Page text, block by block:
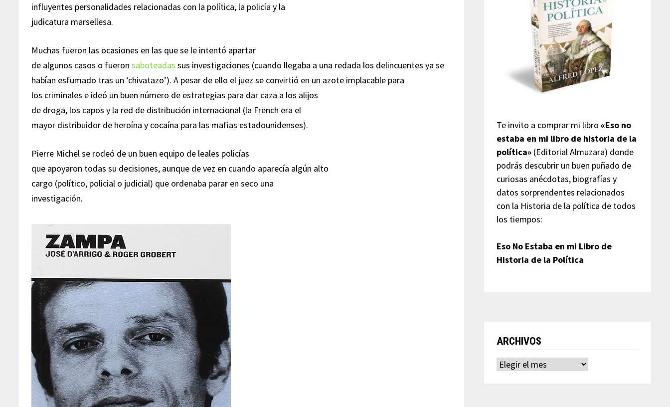
influyentes personalidades relacionadas con la política, la policía y la
judicatura marsellesa.
Muchas fueron las ocasiones en las que se le intentó apartar
de algunos casos o fueronsaboteadas sus investigaciones (cuando llegaba a una redada los delincuentes ya se
habían esfumado tras un ‘chivatazo’). A pesar de ello el juez se convirtió en un azote implacable para
los criminales e ideó un buen número de estrategias para dar caza a los alijos
de droga, los capos y la red de distribución internacional (la French era el
mayor distribuidor de heroína y cocaína para las mafias estadounidenses).
Pierre Michel se rodeó de un buen equipo de leales policías
que apoyaron todas su decisiones, aunque de vez en cuando aparecía algún alto
cargo (político, policial o judicial) que ordenaba parar en seco una
investigación.
Te invito a comprar mi libro «Eso no
estaba en mi libro de historia de la
política»(Editorial Almuzara) donde
podrás descubrir un buen puñado de
curiosas anécdotas, biografías y
datos sorprendentes relacionados
con la Historia de la política de todos
los tiempos:
Eso No Estaba en mi Libro de
Historia de la Política
ARCHIVOS
Archivos